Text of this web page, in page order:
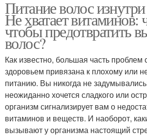
Питание волос
Не хватает витаминов:
чтобы предотвратить
волос?
Как известно, большая часть
здоровьем привязана к плохому или
питанию. Вы никогда не
неожиданно хочется сладкого или
организм сигнализирует вам о
витаминов и веществ. И наоборот,
вызывают у организма настоящий